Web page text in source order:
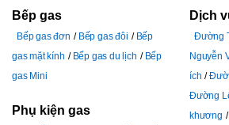
Bếp gas
Bếp gas đơn Bếp gas đôi
Bếp
gas mặt kính
Bếp gas du lịch
Bếp
gas Mini
Phụ kiện gas
Dịch
Đường
Nguyễn
ích
Đường
khương